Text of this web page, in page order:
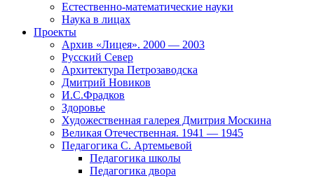
Естественно-математические науки
Наука в лицах
Проекты
Архив «Лицея». 2000 — 2003
Русский Север
Архитектура Петрозаводска
Дмитрий Новиков
И.С.Фрадков
Здоровье
Художественная галерея Дмитрия Москина
Великая Отечественная. 1941 — 1945
Педагогика С. Артемьевой
Педагогика школы
Педагогика двора